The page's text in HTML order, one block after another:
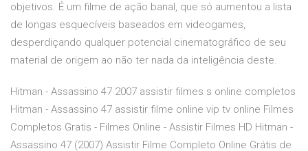
objetivos. É um filme de ação banal, que só aumentou a lista
de longas esquecíveis baseados em videogames,
desperdiçando qualquer potencial cinematográfico de seu
material de origem ao não ter nada da inteligência deste.
Hitman - Assassino 47 2007 assistir filmes s online completos
Hitman - Assassino 47 assistir filme online vip tv online Filmes
Completos Gratis - Filmes Online - Assistir Filmes HD Hitman -
Assassino 47 (2007) Assistir Filme Completo Online Grátis de